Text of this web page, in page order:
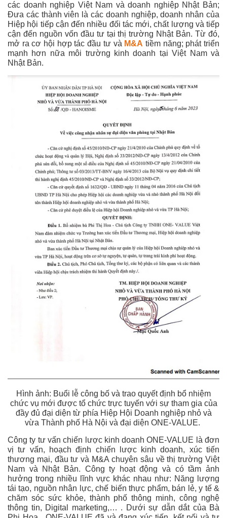
các doanh nghiệp Việt Nam và doanh nghiệp Nhật Bản;
Đưa các thành viên là các doanh nghiệp, doanh nhân của
Hiệp hội tiếp cận đến nhiều đối tác mới, chất lượng và tiếp
cận đến nguồn vốn đầu tư tại thị trường Nhật Bản. Từ đó,
mở ra cơ hội hợp tác đầu tư và M&A tiềm năng; phát triển
mạnh hơn nữa môi trường kinh doanh tại Việt Nam và
Nhật Bản.
Hình ảnh: Buổi lễ công bố và trao quyết định bổ nhiệm
chức vụ mới được tổ chức trực tuyến với sự tham gia của
đầy đủ đại diện từ phía Hiệp Hội Doanh nghiệp nhỏ và
vừa Thành phố Hà Nội và đại diện ONE-VALUE.
Công ty tư vấn chiến lược kinh doanh ONE-VALUE là đơn
vị tư vấn, hoạch định chiến lược kinh doanh, xúc tiến
thương mại, đầu tư và M&A chuyên sâu về thị trường Việt
Nam và Nhật Bản. Công ty hoạt động và có tầm ảnh
hưởng trong nhiều lĩnh vực khác nhau như: Năng lượng
tái tạo, nguồn nhân lực, chế biến thực phẩm, bán lẻ, y tế &
chăm sóc sức khỏe, thành phố thông minh, công nghệ
thông tin, Digital marketing,… . Dưới sự dẫn dắt của Bà